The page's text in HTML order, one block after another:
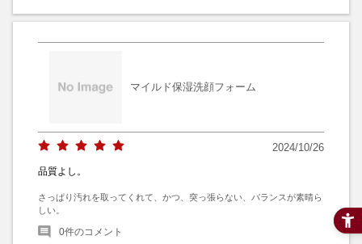
マイルド保湿洗顔フォーム
2024/10/26
品質よし。
さっぱり汚れを取ってくれて、かつ、突っ張らない、バランスが素晴ら
しい。
0件のコメント